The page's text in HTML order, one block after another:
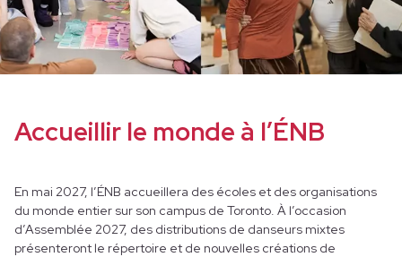
Accueillir le monde à l’ÉNB
En mai 2027, l’ÉNB accueillera des écoles et des organisations
du monde entier sur son campus de Toronto. À l’occasion
d’Assemblée 2027, des distributions de danseurs mixtes
présenteront le répertoire et de nouvelles créations de